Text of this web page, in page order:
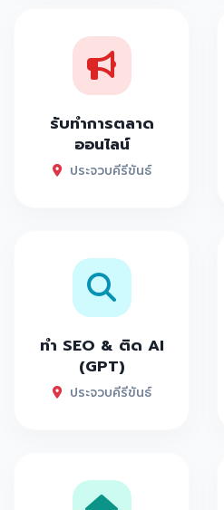
รับทำการตลาด
ออนไลน์
ประจวบคีรีขันธ์
ทำ SEO & ติด AI
(GPT)
ประจวบคีรีขันธ์